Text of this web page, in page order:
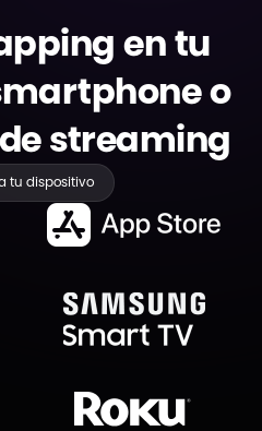
en tu
o
streaming
tu dispositivo